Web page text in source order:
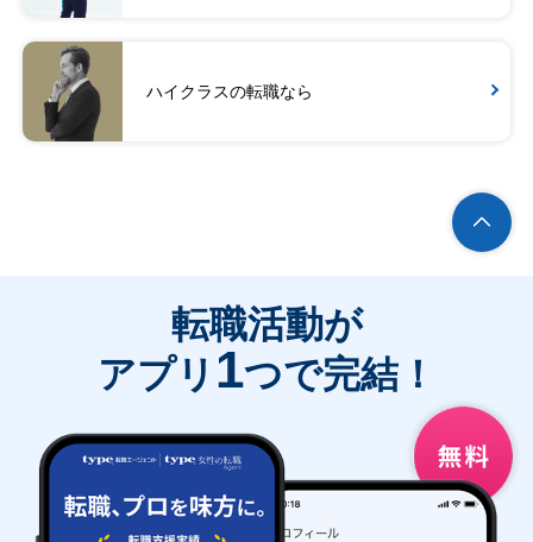
ハイクラスの転職なら
転職活動が
アプリ 1つで完結！